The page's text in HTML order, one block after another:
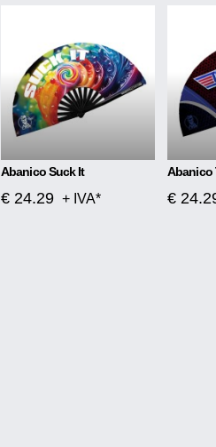
Abanico Suck It
€ 24.29 + IVA*
Abanico
€